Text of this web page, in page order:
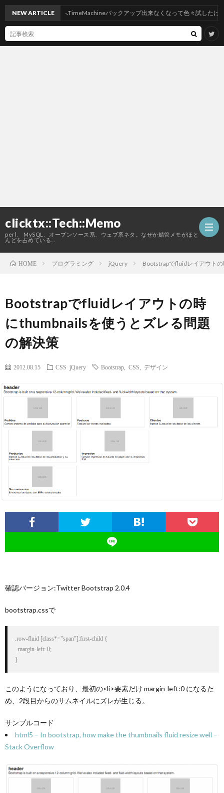
clicktx::Tech::Memo
perl、 MySQL、オープンソース系、ウェブ系ネタ。なぜか鯖管メモがほと
んどを占めている…
NEW ARTICLE
したらNASへTimeMachineバックアップ出来なくなって色々試したけど神記事の
HOME プログラミング jQuery Bootstrapでfluidレイアウト
Bootstrapでfluidレイアウトの時
にthumbnailsを使うとズレる問題
の解決策
2012.08.15 CSS jQuery Bootstrap CSS デザイン
確認バージョン:Twitter Bootstrap 2.0.4
bootstrap.cssで
.row-fluid [class*="span"]:first-child {
  margin-left: 0;
}
このようになっており、最初の<li>要素だけ margin-left:0 になるた
め、2段目からのサムネイルにズレが生じる。
サンプルコード
html5 – In bootstrap, how make the thumbnails fluid resize well –
Stack Overflow